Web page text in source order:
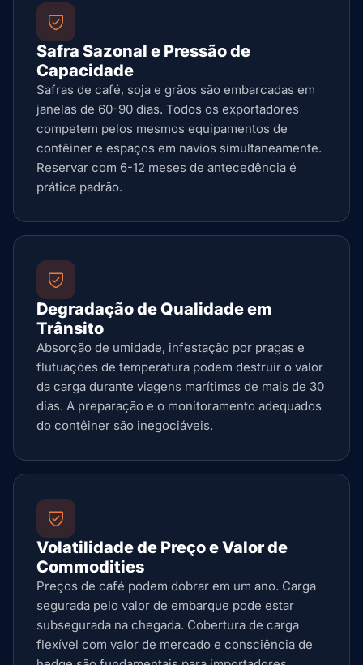
Safra Sazonal e Pressão de
Capacidade
Safras de café, soja e grãos são embarcadas em
janelas de 60-90 dias. Todos os exportadores
competem pelos mesmos equipamentos de
contêiner e espaços em navios simultaneamente.
Reservar com 6-12 meses de antecedência é
prática padrão.
Degradação de Qualidade em
Trânsito
Absorção de umidade, infestação por pragas e
flutuações de temperatura podem destruir o valor
da carga durante viagens marítimas de mais de 30
dias. A preparação e o monitoramento adequados
do contêiner são inegociáveis.
Volatilidade de Preço e Valor de
Commodities
Preços de café podem dobrar em um ano. Carga
segurada pelo valor de embarque pode estar
subsegurada na chegada. Cobertura de carga
flexível com valor de mercado e consciência de